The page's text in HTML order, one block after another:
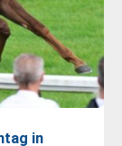
in